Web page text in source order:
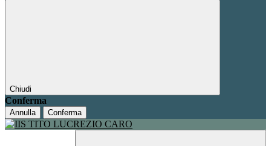
Chiudi
Conferma
Annulla Conferma